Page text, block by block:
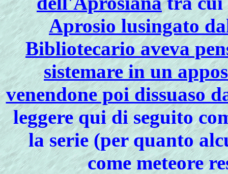
Aprosiolusingato
Bibliotecario aveva
sistemare in un
venendone poi dissuaso
leggere qui di seguito
la serie (per quanto
come meteore